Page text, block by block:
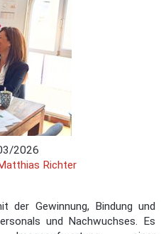
2026
Richter
Gewinnung, Bindung und
und Nachwuchses. Es